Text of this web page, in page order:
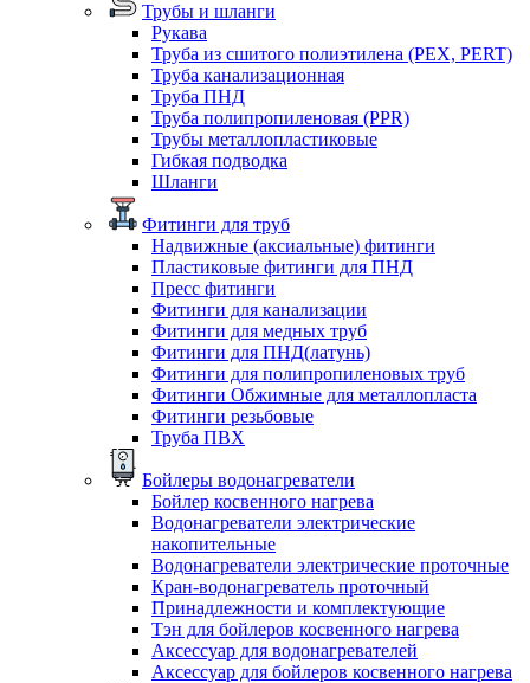
Трубы и шланги
Рукава
Труба из сшитого полиэтилена (PEX, PERT)
Труба канализационная
Труба ПНД
Труба полипропиленовая (PPR)
Трубы металлопластиковые
Гибкая подводка
Шланги
Фитинги для труб
Надвижные (аксиальные) фитинги
Пластиковые фитинги для ПНД
Пресс фитинги
Фитинги для канализации
Фитинги для медных труб
Фитинги для ПНД(латунь)
Фитинги для полипропиленовых труб
Фитинги Обжимные для металлопласта
Фитинги резьбовые
Труба ПВХ
Бойлеры водонагреватели
Бойлер косвенного нагрева
Водонагреватели электрические
накопительные
Водонагреватели электрические проточные
Кран-водонагреватель проточный
Принадлежности и комплектующие
Тэн для бойлеров косвенного нагрева
Аксессуар для водонагревателей
Аксессуар для бойлеров косвенного нагрева